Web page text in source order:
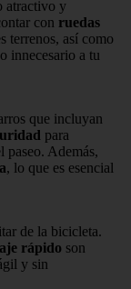
atractivo y
con ruedas
terrenos, así como
innecesario a tu
que incluyan
para
paseo. Además,
, lo que es esencial
de la bicicleta.
rápido son
y sin